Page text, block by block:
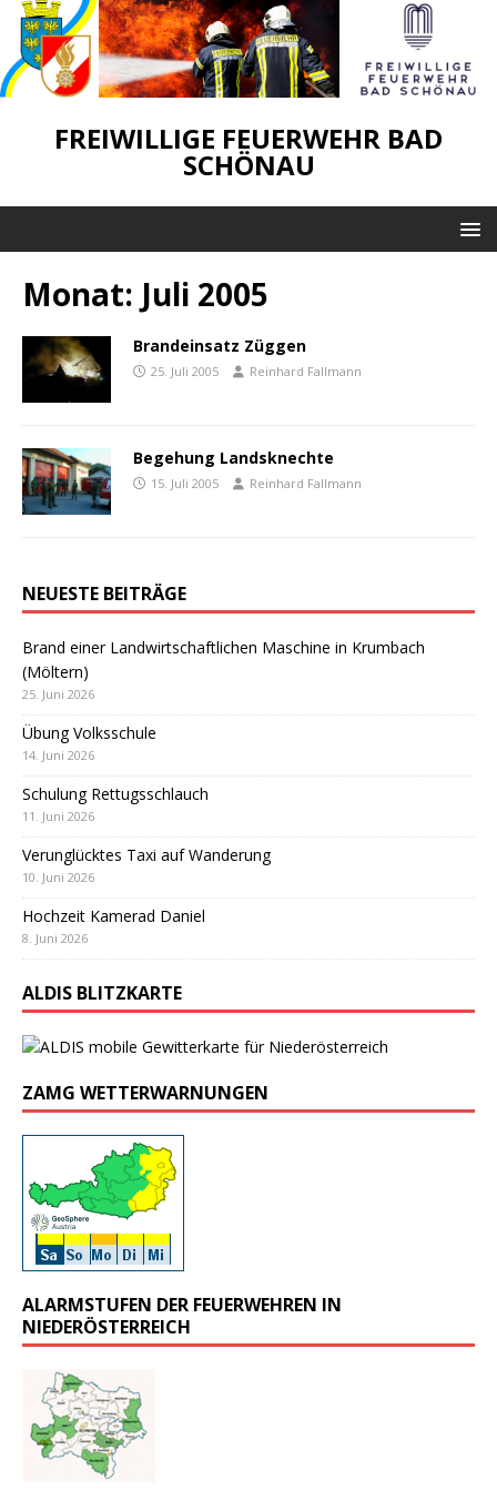
FREIWILLIGE FEUERWEHR BAD
SCHÖNAU
Monat: Juli 2005
Brandeinsatz Züggen
25. Juli 2005 Reinhard Fallmann
Begehung Landsknechte
15. Juli 2005 Reinhard Fallmann
NEUESTE BEITRÄGE
Brand einer Landwirtschaftlichen Maschine in Krumbach
(Möltern)
25. Juni 2026
Übung Volksschule
14. Juni 2026
Schulung Rettugsschlauch
11. Juni 2026
Verunglücktes Taxi auf Wanderung
10. Juni 2026
Hochzeit Kamerad Daniel
8. Juni 2026
ALDIS BLITZKARTE
ZAMG WETTERWARNUNGEN
ALARMSTUFEN DER FEUERWEHREN IN
NIEDERÖSTERREICH